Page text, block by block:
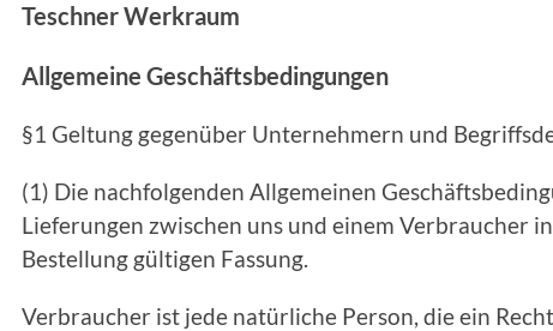
Teschner Werkraum
Allgemeine Geschäftsbedingungen
§1 Geltung gegenüber Unternehmern und
(1) Die nachfolgenden Allgemeinen
Lieferungen zwischen uns und einem Verbraucher
Bestellung gültigen Fassung.
Verbraucher ist jede natürliche Person, die ein